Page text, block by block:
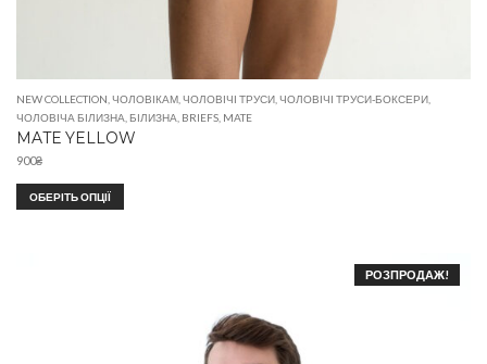
NEW COLLECTION ЧОЛОВІКАМ ЧОЛОВІЧІ ТРУСИ ЧОЛОВІЧІ ТРУСИ-БОКСЕРИ
ЧОЛОВІЧА БІЛИЗНА БІЛИЗНА BRIEFS MATE
MATE YELLOW
900₴
ОБЕРІТЬ ОПЦІЇ
РОЗПРОДАЖ!